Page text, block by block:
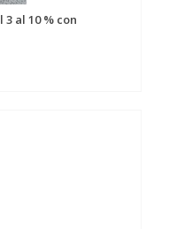
al 10 % con